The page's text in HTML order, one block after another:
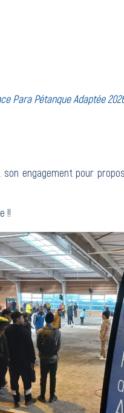
Para Pétanque Adaptée
engagement pour
!!